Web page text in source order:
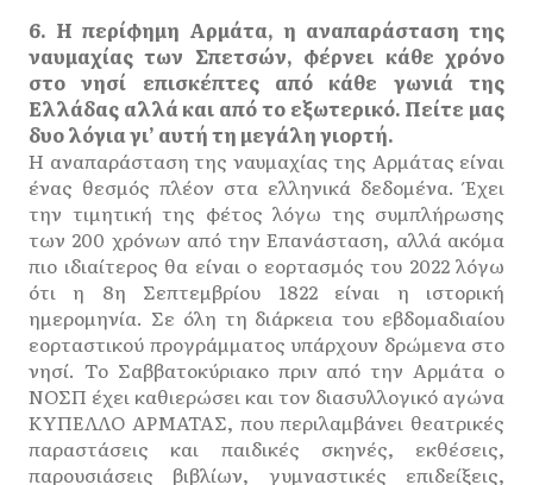
6. Η περίφημη Αρμάτα, η αναπαράσταση της
ναυμαχίας των Σπετσών, φέρνει κάθε χρόνο
στο νησί επισκέπτες από κάθε γωνιά της
Ελλάδας αλλά και από το εξωτερικό. Πείτε μας
δυο λόγια γι’ αυτή τη μεγάλη γιορτή.
Η αναπαράσταση της ναυμαχίας της Αρμάτας είναι
ένας θεσμός πλέον στα ελληνικά δεδομένα. Έχει
την τιμητική της φέτος λόγω της συμπλήρωσης
των 200 χρόνων από την Επανάσταση, αλλά ακόμα
πιο ιδιαίτερος θα είναι ο εορτασμός του 2022 λόγω
ότι η 8η Σεπτεμβρίου 1822 είναι η ιστορική
ημερομηνία. Σε όλη τη διάρκεια του εβδομαδιαίου
εορταστικού προγράμματος υπάρχουν δρώμενα στο
νησί. Το Σαββατοκύριακο πριν από την Αρμάτα ο
ΝΟΣΠ έχει καθιερώσει και τον διασυλλογικό αγώνα
ΚΥΠΕΛΛΟ ΑΡΜΑΤΑΣ, που περιλαμβάνει θεατρικές
παραστάσεις και παιδικές σκηνές, εκθέσεις,
παρουσιάσεις βιβλίων, γυμναστικές επιδείξεις,